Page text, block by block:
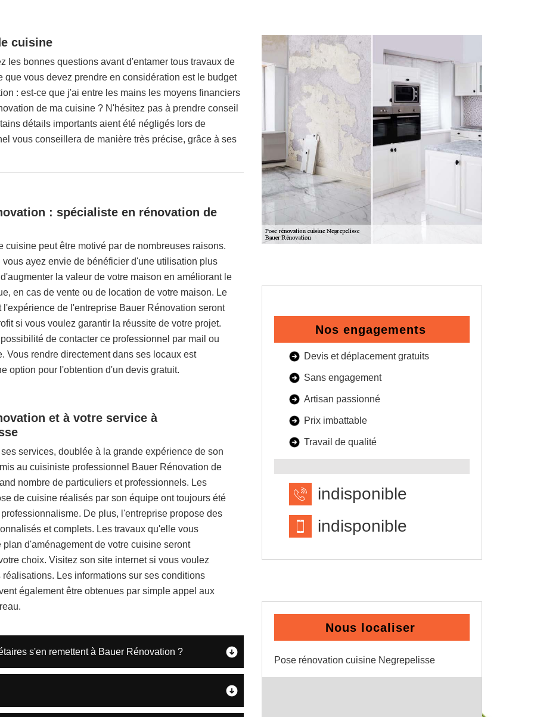
cuisine
les bonnes questions avant d'entamer tous travaux de
vous devez prendre en considération est le budget
: est-ce que j'ai entre les mains les moyens financiers
de ma cuisine ? N'hésitez pas à prendre conseil
détails importants aient été négligés lors de
vous conseillera de manière très précise, grâce à ses
: spécialiste en rénovation de
cuisine peut être motivé par de nombreuses raisons.
vous ayez envie de bénéficier d'une utilisation plus
la valeur de votre maison en améliorant le
en cas de vente ou de location de votre maison. Le
l'expérience de l'entreprise Bauer Rénovation seront
si vous voulez garantir la réussite de votre projet.
de contacter ce professionnel par mail ou
Vous rendre directement dans ses locaux est
option pour l'obtention d'un devis gratuit.
et à votre service à
services, doublée à la grande expérience de son
au cuisiniste professionnel Bauer Rénovation de
nombre de particuliers et professionnels. Les
de cuisine réalisés par son équipe ont toujours été
De plus, l'entreprise propose des
et complets. Les travaux qu'elle vous
plan d'aménagement de votre cuisine seront
choix. Visitez son site internet si vous voulez
réalisations. Les informations sur ses conditions
également être obtenues par simple appel aux
s'en remettent à Bauer Rénovation ?
Nos engagements
Devis et déplacement gratuits
Sans engagement
Artisan passionné
Prix imbattable
Travail de qualité
indisponible
indisponible
Nous localiser
Pose rénovation cuisine Negrepelisse